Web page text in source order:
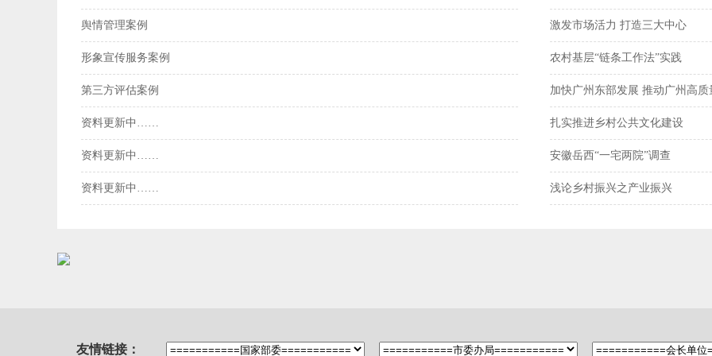
舆情管理案例
形象宣传服务案例
第三方评估案例
资料更新中……
资料更新中……
资料更新中……
激发市场活力 打造三大中心
农村基层“链条工作法”实践
加快广州东部发展 推动广州高质
扎实推进乡村公共文化建设
安徽岳西“一宅两院”调查
浅论乡村振兴之产业振兴
友情链接：